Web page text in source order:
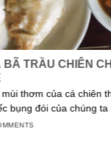
BÃ TRẦU CHIÊN
mùi thơm của cá chiên
bụng đói của chúng ta